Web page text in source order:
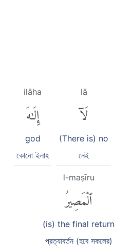
lā
لَآ
(There is) no
নেই
ilāha
إِلَٰهَ
god
কোনো ইলাহ
l-maṣīru
ٱلْمَصِيرُ
(is) the final return
প্রত্যাবর্তন (হবে সকলের)